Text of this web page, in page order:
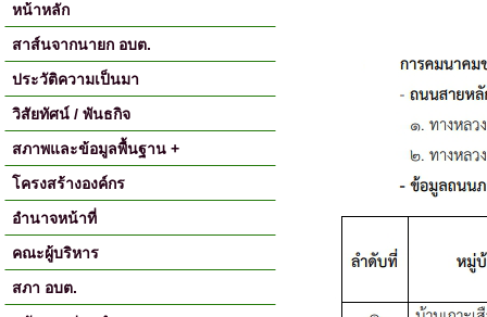
หน้าหลัก
สาส์นจากนายก อบต.
ประวัติความเป็นมา
วิสัยทัศน์ / พันธกิจ
สภาพและข้อมูลพื้นฐาน +
โครงสร้างองค์กร
อำนาจหน้าที่
คณะผู้บริหาร
สภา อบต.